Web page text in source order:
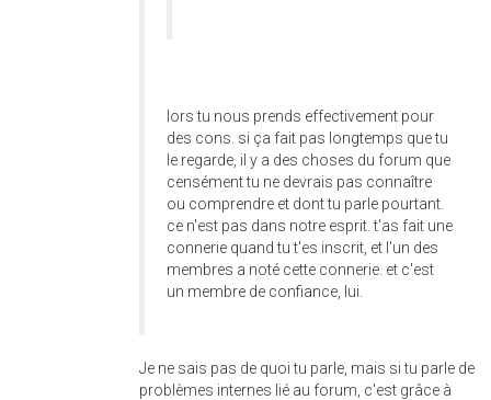
lors tu nous prends effectivement pour
des cons. si ça fait pas longtemps que tu
le regarde, il y a des choses du forum que
censément tu ne devrais pas connaître
ou comprendre et dont tu parle pourtant.
ce n'est pas dans notre esprit. t'as fait une
connerie quand tu t'es inscrit, et l'un des
membres a noté cette connerie. et c'est
un membre de confiance, lui.
Je ne sais pas de quoi tu parle, mais si tu parle de
problèmes internes lié au forum, c'est grâce à